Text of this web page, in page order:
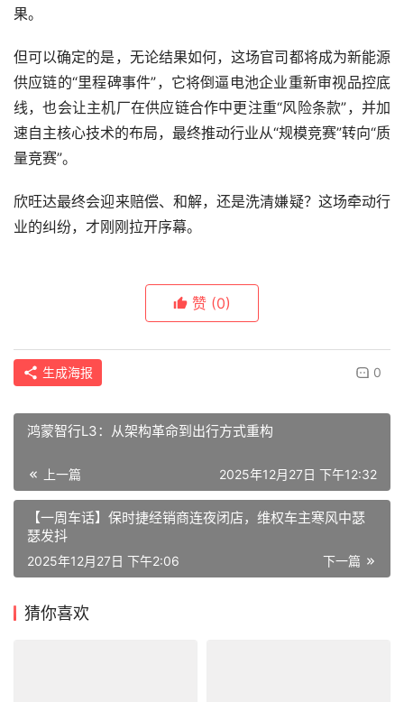
果。
但可以确定的是，无论结果如何，这场官司都将成为新能源
供应链的“里程碑事件”，它将倒逼电池企业重新审视品控底
线，也会让主机厂在供应链合作中更注重“风险条款”，并加
速自主核心技术的布局，最终推动行业从“规模竞赛”转向“质
量竞赛”。
欣旺达最终会迎来赔偿、和解，还是洗清嫌疑？这场牵动行
业的纠纷，才刚刚拉开序幕。
赞 (0)
生成海报 0
鸿蒙智行L3：从架构革命到出行方式重构
上一篇 2025年12月27日 下午12:32
【一周车话】保时捷经销商连夜闭店，维权车主寒风中瑟
瑟发抖
下一篇
2025年12月27日 下午2:06
猜你喜欢